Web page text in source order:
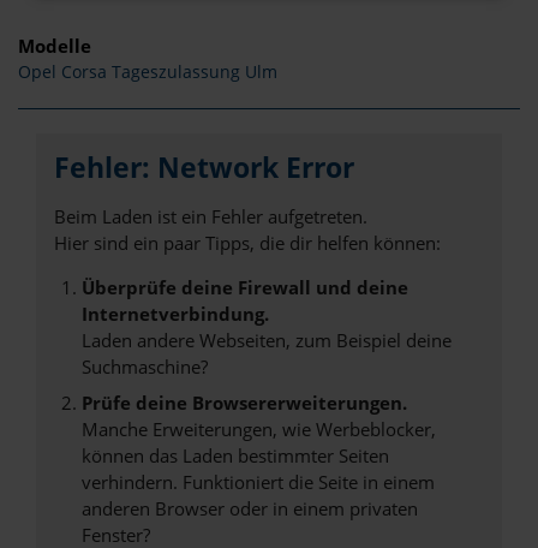
Modelle
Opel Corsa Tageszulassung Ulm
Fehler: Network Error
Beim Laden ist ein Fehler aufgetreten.
Hier sind ein paar Tipps, die dir helfen können:
Überprüfe deine Firewall und deine
Internetverbindung.
Laden andere Webseiten, zum Beispiel deine
Suchmaschine?
Prüfe deine Browsererweiterungen.
Manche Erweiterungen, wie Werbeblocker,
können das Laden bestimmter Seiten
verhindern. Funktioniert die Seite in einem
anderen Browser oder in einem privaten
Fenster?